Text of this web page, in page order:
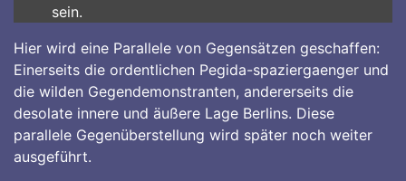
sein.
Hier wird eine Parallele von Gegensätzen geschaffen:
Einerseits die ordentlichen Pegida-spaziergaenger und
die wilden Gegendemonstranten, andererseits die
desolate innere und äußere Lage Berlins. Diese
parallele Gegenüberstellung wird später noch weiter
ausgeführt.